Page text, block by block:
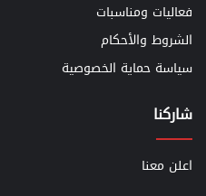
فعاليات ومناسبات
الشروط والأحكام
سياسة حماية الخصوصية
شاركنا
اعلن معنا